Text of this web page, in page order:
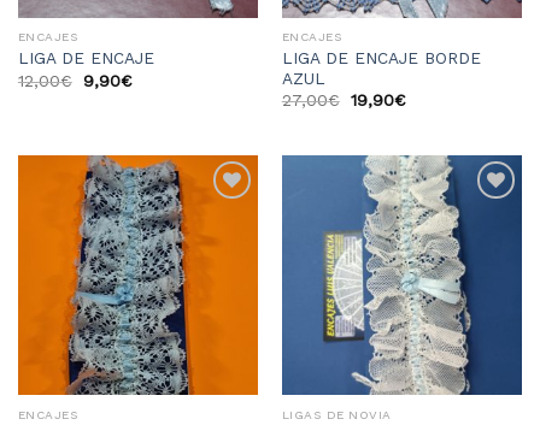
ENCAJES
LIGA DE ENCAJE
12,00€ 9,90€
ENCAJES
LIGA DE ENCAJE BORDE
AZUL
27,00€ 19,90€
lista
ENCAJES
deseos
LIGAS DE NOVIA